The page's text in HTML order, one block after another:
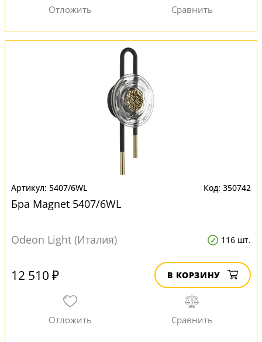
5407/6WL 350742
Бра Magnet 5407/6WL
Odeon Light (Италия) 116 шт.
12 510 ₽ В КОРЗИНУ